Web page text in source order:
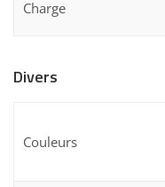
Charge
Divers
Couleurs